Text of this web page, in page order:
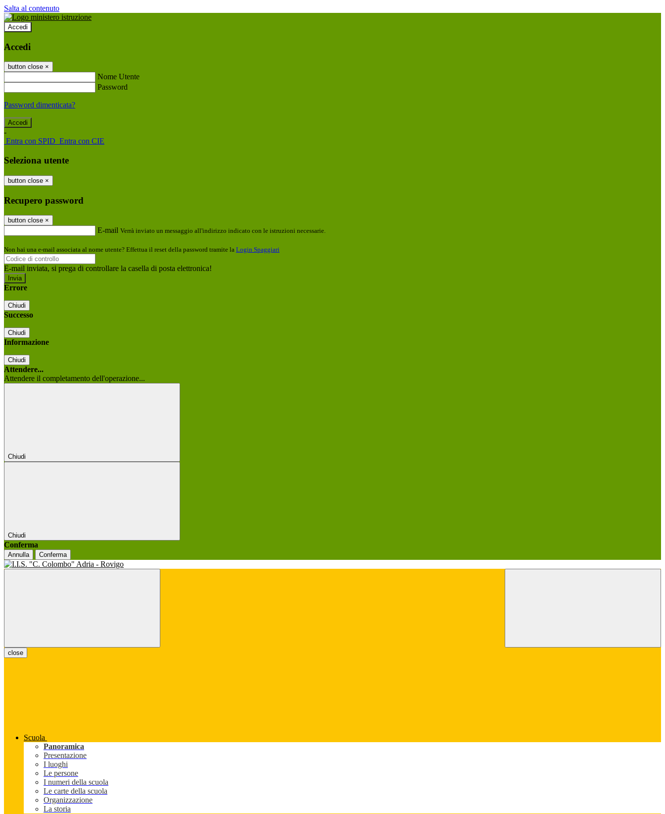
Salta al contenuto
Accedi
Accedi
button close ×
Nome Utente
Password
Password dimenticata?
-
Entra con SPID Entra con CIE
Seleziona utente
button close ×
Recupero password
button close ×
E-mail Verrà inviato un messaggio all'indirizzo indicato con le istruzioni necessarie.
Non hai una e-mail associata al nome utente? Effettua il reset della password tramite la Login Spaggiari
E-mail inviata, si prega di controllare la casella di posta elettronica!
Errore
Chiudi
Successo
Chiudi
Informazione
Chiudi
Attendere...
Attendere il completamento dell'operazione...
Chiudi
Chiudi
Conferma
Annulla Conferma
close
Scuola
Panoramica
Presentazione
I luoghi
Le persone
I numeri della scuola
Le carte della scuola
Organizzazione
La storia